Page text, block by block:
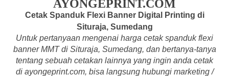
AYONGEPRINT.COM
Cetak Spanduk Flexi Banner Digital Printing di
Situraja, Sumedang
Untuk pertanyaan mengenai harga cetak spanduk flexi
banner MMT di Situraja, Sumedang, dan bertanya-tanya
tentang sebuah cetakan lainnya yang ingin anda cetak
di ayongeprint.com, bisa langsung hubungi marketing /